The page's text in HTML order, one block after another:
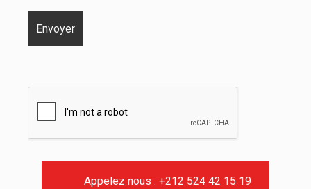
Appelez nous : +212 524 42 15 19